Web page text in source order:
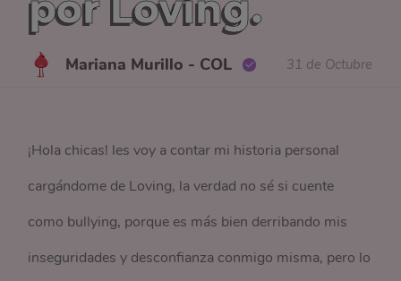
Mariana Murillo - COL 31 de Octubre
¡Hola chicas! les voy a contar mi historia personal
cargándome de Loving, la verdad no sé si cuente
como bullying, porque es más bien derribando mis
inseguridades y desconfianza conmigo misma, pero lo